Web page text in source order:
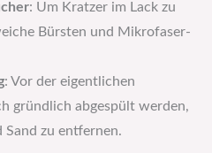
: Um Kratzer im Lack zu
Bürsten und Mikrofaser-
: Vor der eigentlichen
gründlich abgespült werden,
Sand zu entfernen.